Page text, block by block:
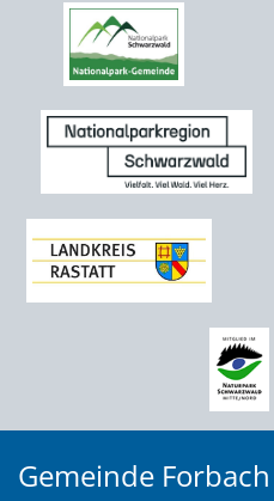
Gemeinde Forbach